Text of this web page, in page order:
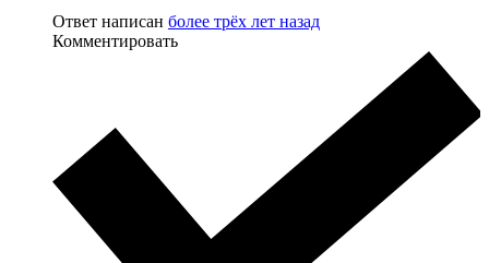
Ответ написан более трёх лет назад
Комментировать